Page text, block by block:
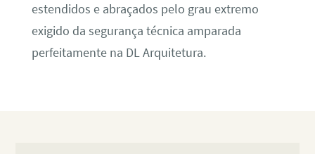
estendidos e abraçados pelo grau extremo
exigido da segurança técnica amparada
perfeitamente na DL Arquitetura.